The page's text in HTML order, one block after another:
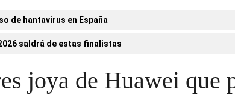
de hantavirus en España
saldrá de estas finalistas
joya de Huawei que